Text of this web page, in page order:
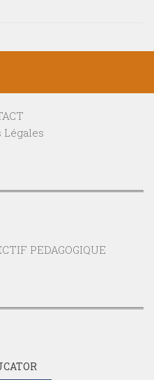
PEDAGOGIQUE